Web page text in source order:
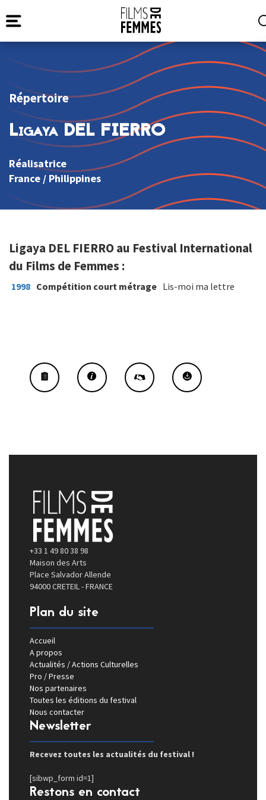
Répertoire
Ligaya DEL FIERRO
Réalisatrice
France / Philippines
Ligaya DEL FIERRO au Festival International
du Films de Femmes :
1998 Compétition court métrage Lis-moi ma lettre
+33 1 49 80 38 98
Maison des Arts
Place Salvador Allende
94000 CRETEIL - FRANCE
Plan du site
Accueil
A propos
Actualités / Actions Culturelles
Pro / Presse
Nos partenaires
Toutes les éditions du festival
Nous contacter
Newsletter
Recevez toutes les actualités du festival !
[sibwp_form id=1]
Restons en contact